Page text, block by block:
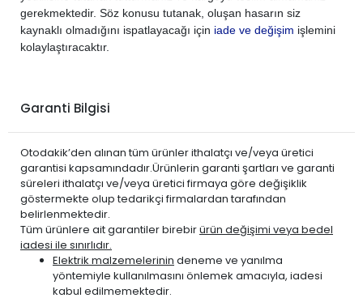
gerekmektedir. Söz konusu tutanak, oluşan hasarın siz
kaynaklı olmadığını ispatlayacağı için iade ve değişim işlemini
kolaylaştıracaktır.
Garanti Bilgisi
Otodakik’den alınan tüm ürünler ithalatçı ve/veya üretici
garantisi kapsamındadır.Ürünlerin garanti şartları ve garanti
süreleri ithalatçı ve/veya üretici firmaya göre değişiklik
göstermekte olup tedarikçi firmalardan tarafından
belirlenmektedir.
Tüm ürünlere ait garantiler birebirürün değişimi veya bedel
iadesi ile sınırlıdır.
Elektrik malzemelerinin deneme ve yanılma
yöntemiyle kullanılmasını önlemek amacıyla, iadesi
kabul edilmemektedir.